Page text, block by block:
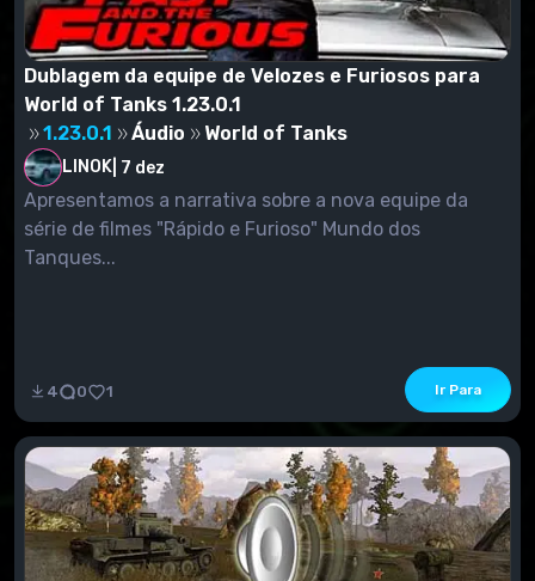
Dublagem da equipe de Velozes e Furiosos para
World of Tanks 1.23.0.1
1.23.0.1
Áudio World of Tanks
LINOK 7 dez
Apresentamos a narrativa sobre a nova equipe da
série de filmes "Rápido e Furioso" Mundo dos
Tanques...
4 0 1 Ir Para